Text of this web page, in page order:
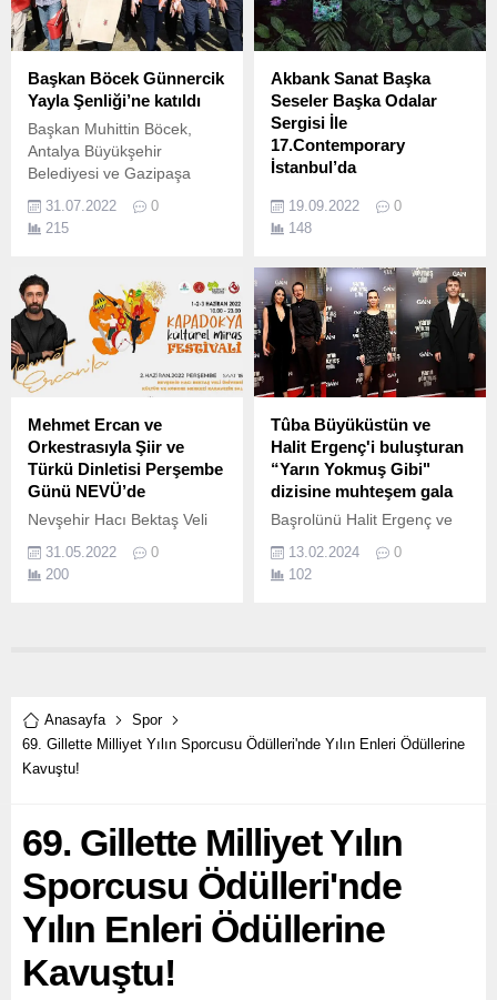
Başkan Böcek Günnercik
Yayla Şenliği’ne katıldı
Başkan Muhittin Böcek,
Antalya Büyükşehir
Belediyesi ve Gazipaşa
düzenlenen 3.
31.07.2022
0
215
Akbank Sanat Başka
Seseler Başka Odalar
Sergisi İle
17.Contemporary
İstanbul’da
gelişimini destekleyen ve
sanatın farklı disiplinlerinde
veren Akbank Sanat bu
yıl 19-22 Eylül tarihleri
arasında Akbank ana
partnerliğinde
gerçekleşecek 17.
19.09.2022
0
148
Mehmet Ercan ve
Orkestrasıyla Şiir ve
Türkü Dinletisi Perşembe
Günü NEVÜ’de
Nevşehir Hacı Bektaş Veli
gerçekleştirilecek olan ‘1.
31.05.2022
0
200
Tûba Büyüküstün ve
Halit Ergenç'i buluşturan
“Yarın Yokmuş Gibi"
dizisine muhteşem gala
Başrolünü Halit Ergenç ve
paylaştığı, 14 Şubat’ta
GAİN’de yayına
13.02.2024
0
102
Anasayfa
Spor
69. Gillette Milliyet Yılın Sporcusu Ödülleri'nde Yılın Enleri Ödüllerine
Kavuştu!
69. Gillette Milliyet Yılın
Sporcusu Ödülleri'nde
Yılın Enleri Ödüllerine
Kavuştu!